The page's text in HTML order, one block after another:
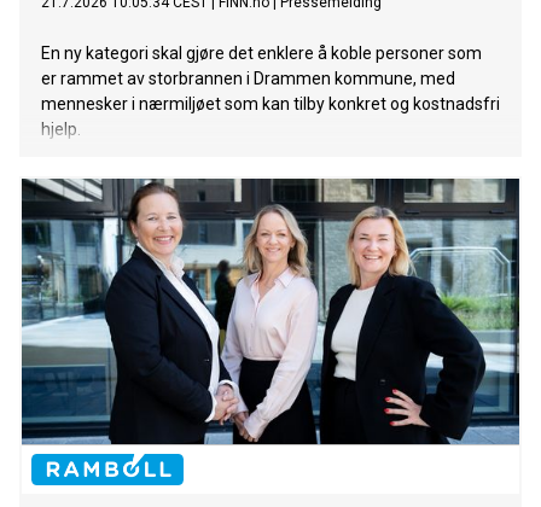
En ny kategori skal gjøre det enklere å koble personer som
er rammet av storbrannen i Drammen kommune, med
mennesker i nærmiljøet som kan tilby konkret og kostnadsfri
hjelp.